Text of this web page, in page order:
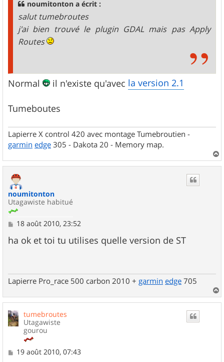
noumitonton a écrit :
salut tumebroutes
j'ai bien trouvé le plugin GDAL mais pas Apply
Routes
Normal il n'existe qu'avec la version 2.1
Tumeboutes
Lapierre X control 420 avec montage Tumebroutien -
garmin edge 305 - Dakota 20 - Memory map.
a
noumitonton
Utagawiste habitué
M
s
s
18 août 2010, 23:52
ha ok et toi tu utilises quelle version de ST
Lapierre Pro_race 500 carbon 2010 + garmin edge 705
a
tumebroutes
Utagawiste
gourou
M19 août 2010, 07:43